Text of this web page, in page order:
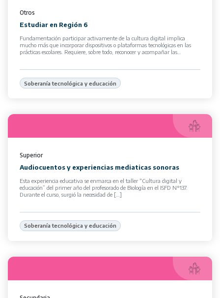
Otros
Estudiar en Región 6
Fundamentación participar activamente de la cultura digital implica
mucho más que incorporar dispositivos o plataformas tecnológicas en las
prácticas escolares. Requiere, sobre todo, reconocer y acompañar las
Soberanía tecnológica y educación
Superior
Audiocuentos y experiencias mediaticas sonoras
Esta experiencia educativa se enmarca en el taller “Cultura digital y
educación” del primer año del profesorado de Biología en el ISFD N°137.
Durante el curso, surgió la necesidad de […]
Soberanía tecnológica y educación